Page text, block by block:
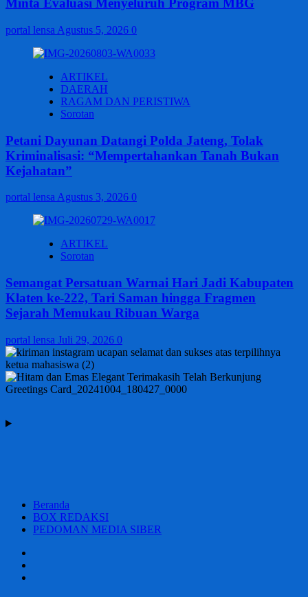
Minta Evaluasi Menyeluruh Program MBG
portal lensa Agustus 5, 2026 0
ARTIKEL
DAERAH
RAGAM DAN PERISTIWA
Sorotan
Petani Dayunan Datangi Polda Jateng, Tolak
Kriminalisasi: “Mempertahankan Tanah Bukan
Kejahatan”
portal lensa Agustus 3, 2026 0
ARTIKEL
Sorotan
Semangat Persatuan Warnai Hari Jadi Kabupaten
Klaten ke-222, Tari Saman hingga Fragmen
Sejarah Memukau Ribuan Warga
portal lensa Juli 29, 2026 0
Beranda
BOX REDAKSI
PEDOMAN MEDIA SIBER